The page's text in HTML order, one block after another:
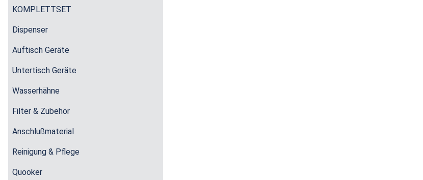
KOMPLETTSET
Dispenser
Auftisch Geräte
Untertisch Geräte
Wasserhähne
Filter & Zubehör
Anschlußmaterial
Reinigung & Pflege
Quooker